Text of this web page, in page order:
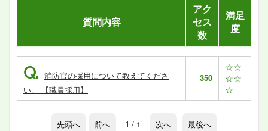
質問内容
アク
セス
数
満足
度
Q. 消防官の採用について教えてくださ
い。 【職員採用】
350
☆☆
☆☆
☆
先頭へ 前へ 1 / 1 次へ 最後へ